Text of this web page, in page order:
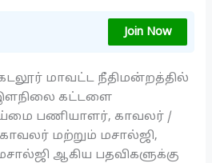
Join Now
மாவட்ட நீதிமன்றத்தில்
கட்டளை
பணியாளர், காவலர் /
மற்றும் மசால்ஜி,
ஆகிய பதவிகளுக்கு